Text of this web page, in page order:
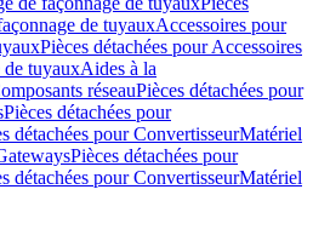
de tuyauxAccessoires pour
Pièces détachées pour Accessoires
de tuyauxAides à la
réseauPièces détachées pour
Pièces détachées pour
détachées pour ConvertisseurMatériel
Pièces détachées pour
détachées pour ConvertisseurMatériel